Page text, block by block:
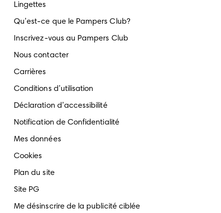
Lingettes
Qu’est-ce que le Pampers Club?
Inscrivez-vous au Pampers Club
Nous contacter
Carrières
Conditions d’utilisation
Déclaration d’accessibilité
Notification de Confidentialité
Mes données
Cookies
Plan du site
Site PG
Me désinscrire de la publicité ciblée